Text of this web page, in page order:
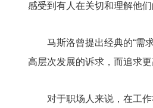
感受到有人在关切和理解他
马斯洛曾提出经典的“需
高层次发展的诉求，而追求
对于职场人来说，在工